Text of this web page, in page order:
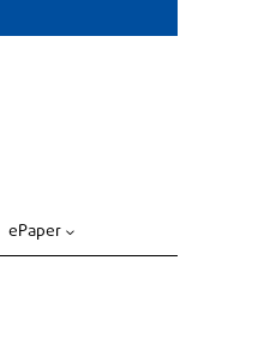
ePaper 3